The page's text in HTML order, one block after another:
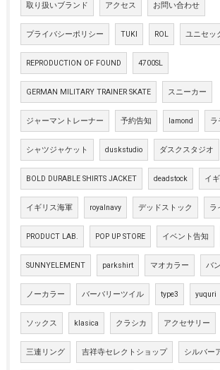
取り扱いブランド アクセス お問い合わせ
プライバシーポリシー TUKI ROL ユニセッ
REPRODUCTION OF FOUND 4700SL
GERMAN MILITARY TRAINER SKATE スニーカー
ジャーマントレーナー 予約告知 lamond ラ
シャツジャケット duskstudio ダスクスタジオ
BOLD DURABLE SHIRTS JACKET deadstock イ
イギリス海軍 royalnavy デッドストック ラ
PRODUCT LAB. POP UP STORE イベント告知
SUNNYELEMENT parkshirt マオカラー バ
ノーカラー バーバリーツイル type3 yuquri
ソックス klasica クラシカ アクセサリー
三連リング 吉祥寺セレクトショップ シルバー